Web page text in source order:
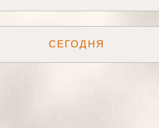
СЕГОДНЯ